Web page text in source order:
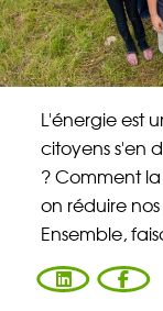
Énergie
de production
associent les
L'énergie est
citoyens s'en
? Comment
on réduire
Ensemble,